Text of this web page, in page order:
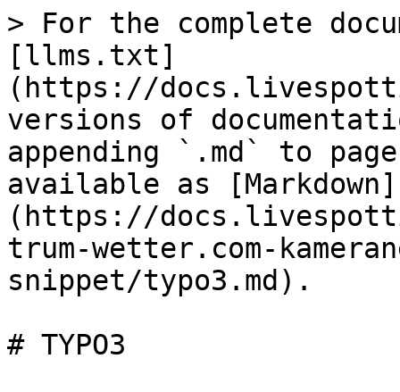
> For the complete
[llms.txt]
(https://
versions of
appending `.md` to
available as [Markdown]
(https://
trum-wetter.com-
snippet/typo3.md).
# TYPO3